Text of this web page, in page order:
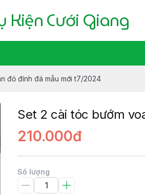
Kiện Cưới Giang
đỏ đính đá mẫu mới t7/2024
Set 2 cài tóc bướm
210.000đ
Số lượng